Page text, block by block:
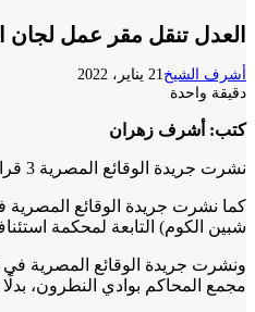
العدل تنقل مقر عمل لجان
أشرف الشيخ21 يناير، 2022
دقيقة واحدة
كتب: أشرف زهران
نشرت جريدة الوقائع المصرية 3 قرارات لوزير العدل المستشار عمر مروان، بشأن نقل مقر انعقاد جلسات بعض المحاكم لوادي النطرون، ونقل مقر عمل بعض لجان التوفيق في المنازعات لجامعة دمياط.
شبين الكوم) التابعة لمحكمة
مجمع المحاكم بوادي النطرون، بدلًا